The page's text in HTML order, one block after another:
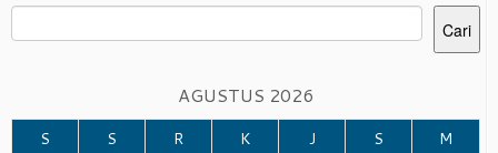
Cari
AGUSTUS 2026
S S R K J S
M